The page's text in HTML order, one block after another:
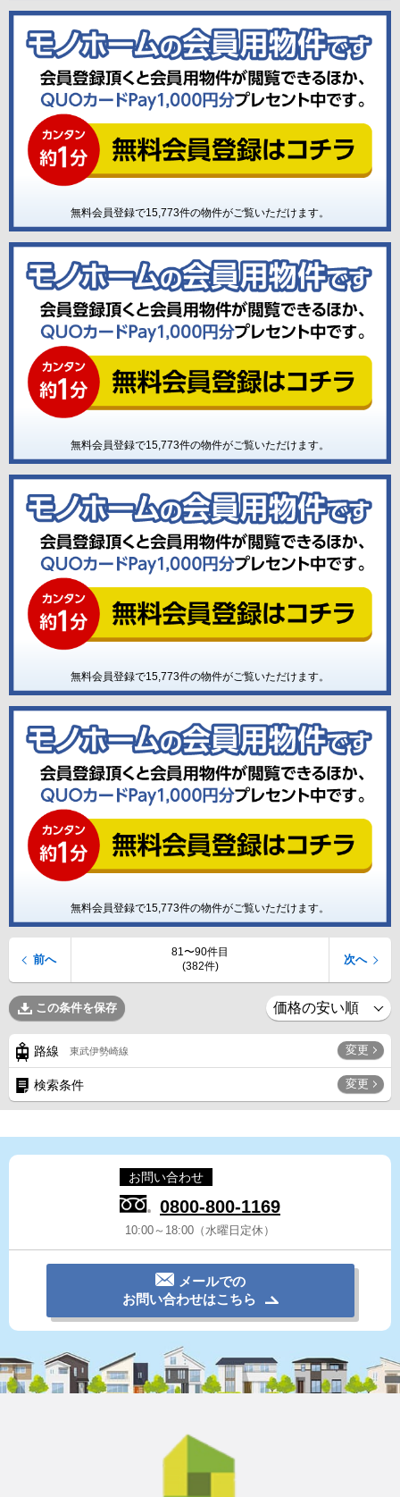
無料会員登録で15,773件の物件がご覧いただけます。
無料会員登録で15,773件の物件がご覧いただけます。
無料会員登録で15,773件の物件がご覧いただけます。
無料会員登録で15,773件の物件がご覧いただけます。
81〜90件目
(382件)
前へ 次へ
この条件を保存
路線 東武伊勢崎線 変更
検索条件 変更
お問い合わせ
0800-800-1169
10:00～18:00（水曜日定休）
メールでの
お問い合わせはこちら